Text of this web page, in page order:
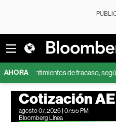
AHORA
sentimientos de fracaso, según
Cotización
agosto 07, 2026 | 07:55 PM
Bloomberg Línea